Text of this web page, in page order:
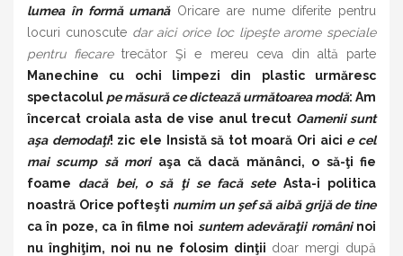
lumea în formă umanăOricare are nume diferite pentru
locuri cunoscute dar aici orice loc lipeşte arome speciale
pentru fiecaretrecător Şi e mereu ceva din altă parte
Manechine cu ochi limpezi din plastic urmăresc
spectacolul pe măsură ce dictează următoarea modă: Am
încercat croiala asta de vise anul trecut Oamenii sunt
aşa demodaţi! zic ele Insistă să tot moară Ori aici e cel
mai scump să moriaşa că dacă mănânci, o să-ţi fie
foame dacă bei, o să ţi se facă seteAsta-i politica
noastră Orice pofteşti numim un şef să aibă grijă de tine
ca în poze, ca în filme noi suntem adevăraţii româninoi
nu înghiţim, noi nu ne folosim dinţii doar mergi după